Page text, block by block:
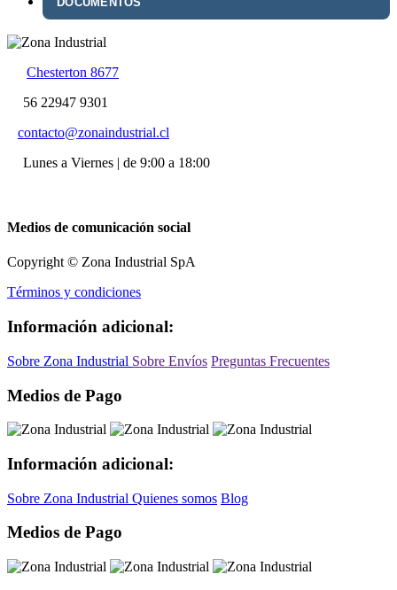
Chesterton 8677
56 22947 9301
contacto@zonaindustrial.cl
Lunes a Viernes | de 9:00 a 18:00
Medios de comunicación social
Copyright © Zona Industrial SpA
Términos y condiciones
Información adicional:
Sobre Zona Industrial Sobre Envíos Preguntas Frecuentes
Medios de Pago
Información adicional:
Sobre Zona Industrial Quienes somos Blog
Medios de Pago